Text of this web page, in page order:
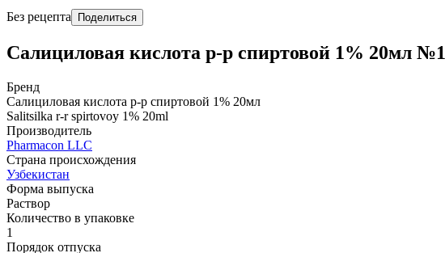
Без рецепта Поделиться
Салициловая кислота р-р спиртовой 1% 20мл №1
Бренд
Салициловая кислота р-р спиртовой 1% 20мл
Salitsilka r-r spirtovoy 1% 20ml
Производитель
Pharmacon LLC
Страна происхождения
Узбекистан
Форма выпуска
Раствор
Количество в упаковке
1
Порядок отпуска